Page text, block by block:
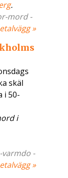
.
mord -
»
skäl
i 50-
i
varmdo -
»